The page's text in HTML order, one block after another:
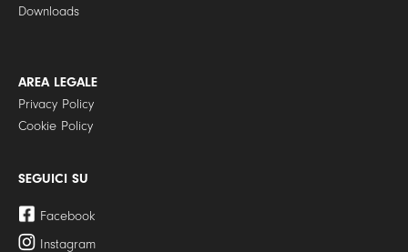
Downloads
AREA LEGALE
Privacy Policy
Cookie Policy
SEGUICI SU
Facebook
Instagram